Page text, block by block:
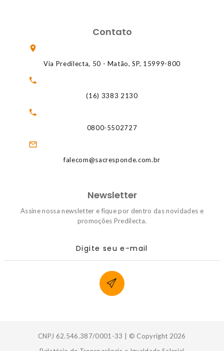
Contato
Via Predilecta, 50 - Matão, SP, 15999-800
(16) 3383 2130
0800-5502727
falecom@sacresponde.com.br
Newsletter
Assine nossa newsletter e fique por dentro das novidades e
promoções Predilecta.
Digite seu e-mail
CNPJ 62.546.387/0001-33 | © Copyright 2026